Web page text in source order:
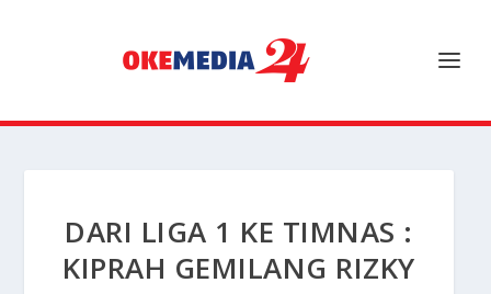
DARI LIGA 1 KE TIMNAS :
KIPRAH GEMILANG RIZKY